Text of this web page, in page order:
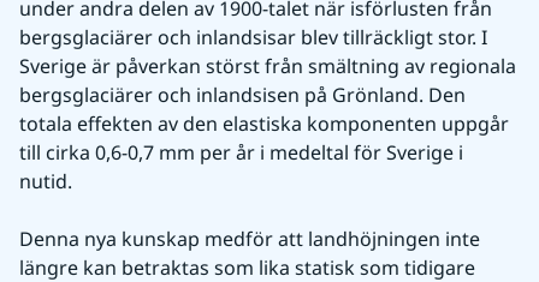
under andra delen av 1900-talet när isförlusten från
bergsglaciärer och inlandsisar blev tillräckligt stor. I
Sverige är påverkan störst från smältning av regionala
bergsglaciärer och inlandsisen på Grönland. Den
totala effekten av den elastiska komponenten uppgår
till cirka 0,6-0,7 mm per år i medeltal för Sverige i
nutid.
Denna nya kunskap medför att landhöjningen inte
längre kan betraktas som lika statisk som tidigare